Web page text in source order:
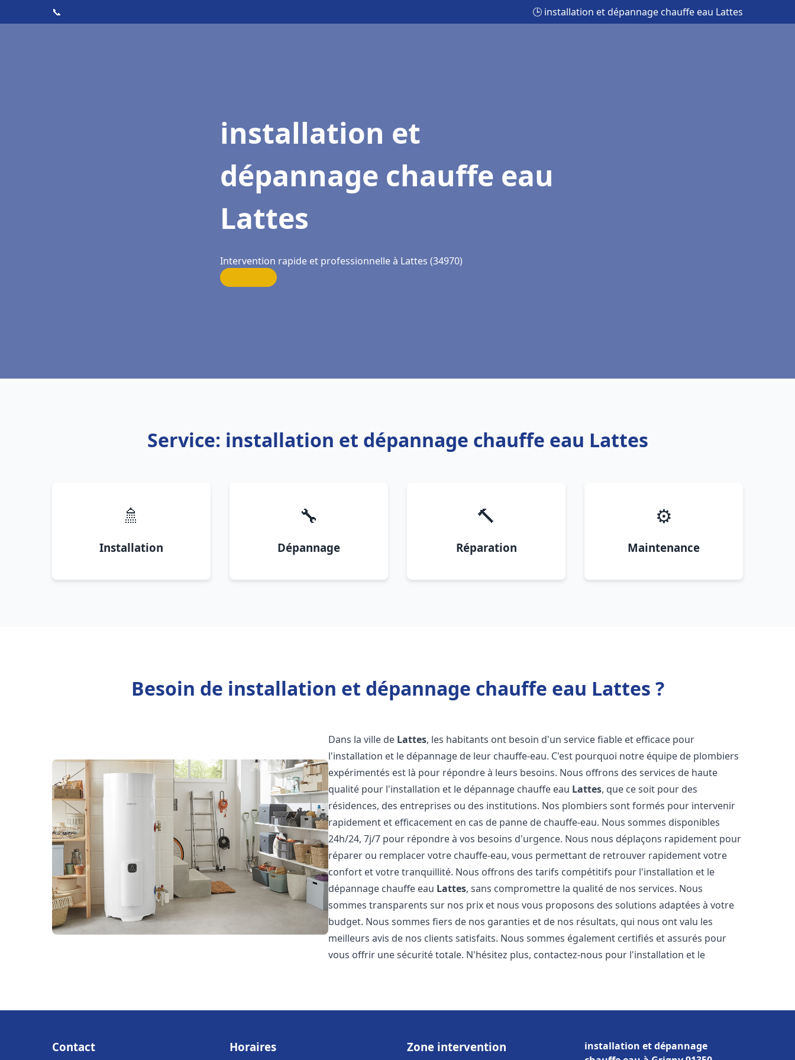
📞 🕒 installation et dépannage chauffe eau Lattes
installation et
dépannage chauffe eau
Lattes
Intervention rapide et professionnelle à Lattes (34970)
Service: installation et dépannage chauffe eau Lattes
🚿
Installation
🔧
Dépannage
🔨
Réparation
⚙️
Maintenance
Besoin de installation et dépannage chauffe eau Lattes ?
Dans la ville de Lattes, les habitants ont besoin d'un service fiable et efficace pour
l'installation et le dépannage de leur chauffe-eau. C'est pourquoi notre équipe de plombiers
expérimentés est là pour répondre à leurs besoins. Nous offrons des services de haute
qualité pour l'installation et le dépannage chauffe eau Lattes, que ce soit pour des
résidences, des entreprises ou des institutions. Nos plombiers sont formés pour intervenir
rapidement et efficacement en cas de panne de chauffe-eau. Nous sommes disponibles
24h/24, 7j/7 pour répondre à vos besoins d'urgence. Nous nous déplaçons rapidement pour
réparer ou remplacer votre chauffe-eau, vous permettant de retrouver rapidement votre
confort et votre tranquillité. Nous offrons des tarifs compétitifs pour l'installation et le
dépannage chauffe eau Lattes, sans compromettre la qualité de nos services. Nous
sommes transparents sur nos prix et nous vous proposons des solutions adaptées à votre
budget. Nous sommes fiers de nos garanties et de nos résultats, qui nous ont valu les
meilleurs avis de nos clients satisfaits. Nous sommes également certifiés et assurés pour
vous offrir une sécurité totale. N'hésitez plus, contactez-nous pour l'installation et le
Contact Horaires Zone intervention
installation et dépannage